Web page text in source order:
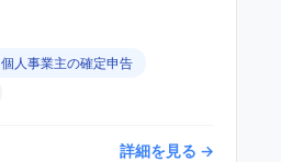
個人事業主の確定申告
詳細を見る →